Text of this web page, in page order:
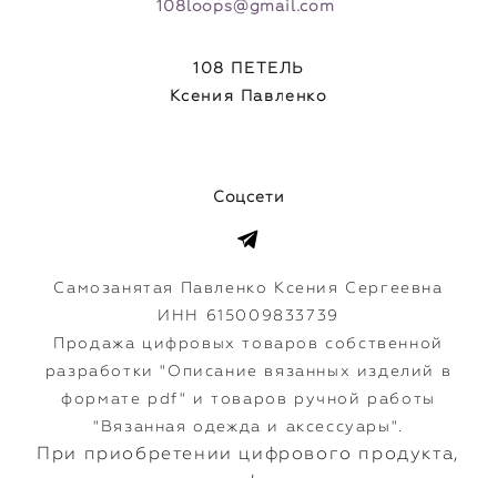
108loops@gmail.com
108 ПЕТЕЛЬ
Ксения Павленко
Соцсети
Самозанятая Павленко Ксения Сергеевна
ИНН 615009833739
Продажа цифровых товаров собственной
разработки "Описание вязанных изделий в
формате pdf" и товаров ручной работы
"Вязанная одежда и аксессуары".
​При приобретении цифрового продукта,